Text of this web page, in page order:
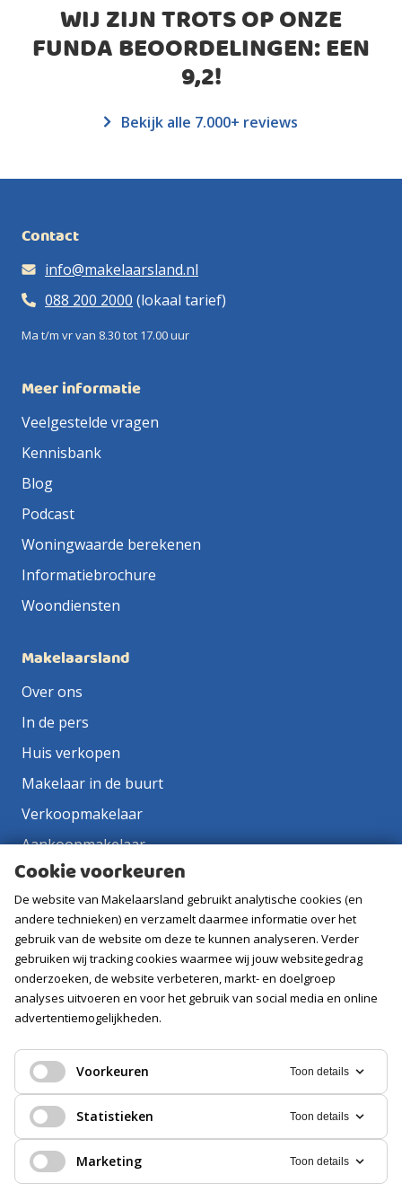
WIJ ZIJN TROTS OP ONZE
FUNDA BEOORDELINGEN: EEN
9,2!
Bekijk alle 7.000+ reviews
Contact
info@makelaarsland.nl
088 200 2000 (lokaal tarief)
Ma t/m vr van 8.30 tot 17.00 uur
Meer informatie
Veelgestelde vragen
Kennisbank
Blog
Podcast
Woningwaarde berekenen
Informatiebrochure
Woondiensten
Makelaarsland
Over ons
In de pers
Huis verkopen
Makelaar in de buurt
Verkoopmakelaar
Aankoopmakelaar
Contact
Vacatures
Volg ons
Cookie voorkeuren
De website van Makelaarsland gebruikt analytische cookies (en
andere technieken) en verzamelt daarmee informatie over het
gebruik van de website om deze te kunnen analyseren. Verder
gebruiken wij tracking cookies waarmee wij jouw websitegedrag
onderzoeken, de website verbeteren, markt- en doelgroep
analyses uitvoeren en voor het gebruik van social media en online
advertentiemogelijkheden.
Voorkeuren Toon details
Statistieken Toon details
Marketing Toon details